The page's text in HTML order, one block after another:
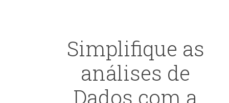
Simplifique as
análises de
Dados com a